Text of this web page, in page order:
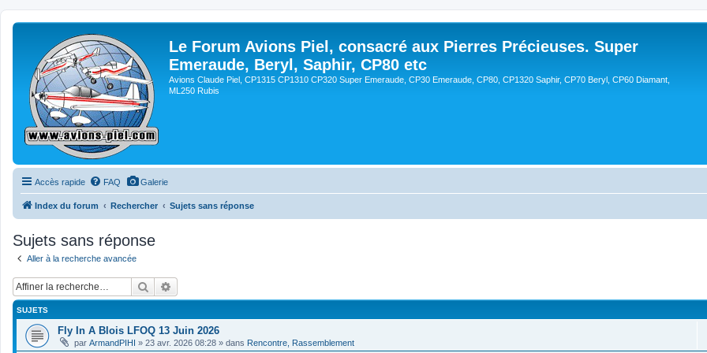
Le Forum Avions Piel, consacré aux Pierres Précieuses. Super
Emeraude, Beryl, Saphir, CP80 etc
Avions Claude Piel, CP1315 CP1310 CP320 Super Emeraude, CP30 Emeraude, CP80, CP1320 Saphir, CP70 Beryl, CP60 Diamant,
ML250 Rubis
Accès rapide FAQ Galerie
Index du forum Rechercher Sujets sans réponse
Sujets sans réponse
Aller à la recherche avancée
Rechercher
SUJETS
Fly In A Blois LFOQ 13 Juin 2026
par ArmandPIHI » 23 avr. 2026 08:28 » dans Rencontre, Rassemblement